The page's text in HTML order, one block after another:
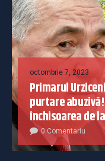
octombrie 7, 2023
Primarul
purtare
închisoarea de
0 Comentariu